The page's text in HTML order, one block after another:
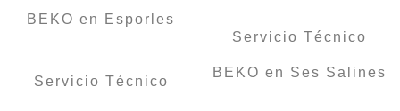
BEKO en Esporles
Servicio Técnico
Servicio Técnico
BEKO en Ses Salines